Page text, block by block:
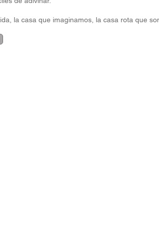
la casa que imaginamos, la casa rota que